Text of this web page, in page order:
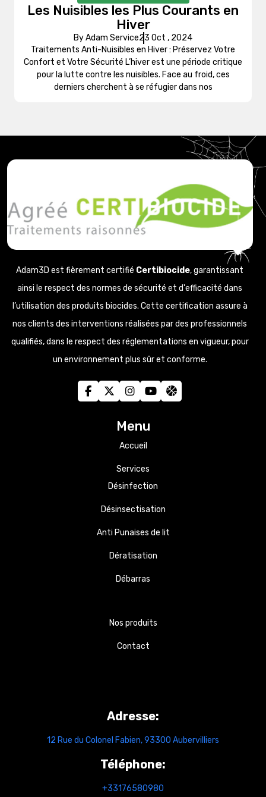
Les Nuisibles les Plus Courants en
Hiver
By Adam Service23 Oct , 2024
Traitements Anti-Nuisibles en Hiver : Préservez Votre
Confort et Votre Sécurité L’hiver est une période critique
pour la lutte contre les nuisibles. Face au froid, ces
derniers cherchent à se réfugier dans nos
Adam3D est fièrement certifié Certibiocide, garantissant
ainsi le respect des normes de sécurité et d'efficacité dans
l’utilisation des produits biocides. Cette certification assure à
nos clients des interventions réalisées par des professionnels
qualifiés, dans le respect des réglementations en vigueur, pour
un environnement plus sûr et conforme.
Menu
Accueil
Services
Désinfection
Désinsectisation
Anti Punaises de lit
Dératisation
Débarras
Nos produits
Contact
Adresse:
12 Rue du Colonel Fabien, 93300 Aubervilliers
Téléphone:
+33176580980